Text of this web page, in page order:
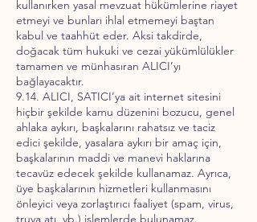
kullanırken yasal mevzuat hükümlerine riayet
etmeyi ve bunları ihlal etmemeyi baştan
kabul ve taahhüt eder. Aksi takdirde,
doğacak tüm hukuki ve cezai yükümlülükler
tamamen ve münhasıran ALICI’yı
bağlayacaktır.
9.14. ALICI, SATICI’ya ait internet sitesini
hiçbir şekilde kamu düzenini bozucu, genel
ahlaka aykırı, başkalarını rahatsız ve taciz
edici şekilde, yasalara aykırı bir amaç için,
başkalarının maddi ve manevi haklarına
tecavüz edecek şekilde kullanamaz. Ayrıca,
üye başkalarının hizmetleri kullanmasını
önleyici veya zorlaştırıcı faaliyet (spam, virus,
truva atı, vb.) işlemlerde bulunamaz.